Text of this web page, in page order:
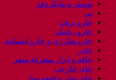
توستر و مایکروفر
تی
جارو برقی
جارو رباتیک
جارو شارژی و جارو ایستاده
چادر
چاقو و ابزار متفرقه سفر
چای خارجی
چای ساز و قهوه ساز